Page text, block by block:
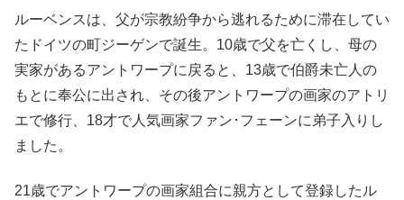
ルーベンスは、父が宗教紛争から逃れるために滞在してい
たドイツの町ジーゲンで誕生。10歳で父を亡くし、母の
実家があるアントワープに戻ると、13歳で伯爵未亡人の
もとに奉公に出され、その後アントワープの画家のアトリ
エで修行、18才で人気画家ファン･フェーンに弟子入りし
ました。
21歳でアントワープの画家組合に親方として登録したル